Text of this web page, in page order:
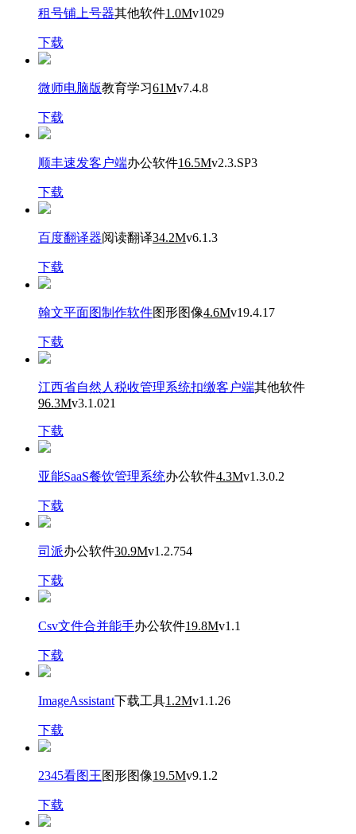
租号铺上号器其他软件1.0Mv1029
下载
微师电脑版教育学习61Mv7.4.8
下载
顺丰速发客户端办公软件16.5Mv2.3.SP3
下载
百度翻译器阅读翻译34.2Mv6.1.3
下载
翰文平面图制作软件图形图像4.6Mv19.4.17
下载
江西省自然人税收管理系统扣缴客户端其他软件
96.3Mv3.1.021
下载
亚能SaaS餐饮管理系统办公软件4.3Mv1.3.0.2
下载
司派办公软件30.9Mv1.2.754
下载
Csv文件合并能手办公软件19.8Mv1.1
下载
ImageAssistant下载工具1.2Mv1.1.26
下载
2345看图王图形图像19.5Mv9.1.2
下载